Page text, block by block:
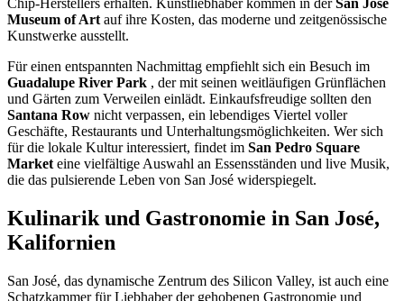
Chip-Herstellers erhalten. Kunstliebhaber kommen in derSan José
Museum of Art auf ihre Kosten, das moderne und zeitgenössische
Kunstwerke ausstellt.
Für einen entspannten Nachmittag empfiehlt sich ein Besuch im
Guadalupe River Park , der mit seinen weitläufigen Grünflächen
und Gärten zum Verweilen einlädt. Einkaufsfreudige sollten den
Santana Row nicht verpassen, ein lebendiges Viertel voller
Geschäfte, Restaurants und Unterhaltungsmöglichkeiten. Wer sich
für die lokale Kultur interessiert, findet im San Pedro Square
Market eine vielfältige Auswahl an Essensständen und live Musik,
die das pulsierende Leben von San José widerspiegelt.
Kulinarik und Gastronomie in San José,
Kalifornien
San José, das dynamische Zentrum des Silicon Valley, ist auch eine
Schatzkammer für Liebhaber der gehobenen Gastronomie und